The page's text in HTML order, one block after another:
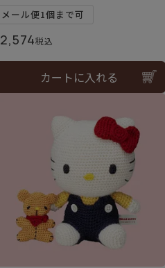
メール便1個まで可
2,574税込
カートに入れる